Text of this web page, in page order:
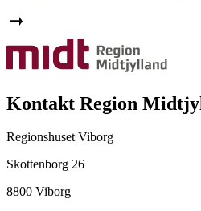
Kontakt Region
Regionshuset Viborg
Skottenborg 26
8800 Viborg